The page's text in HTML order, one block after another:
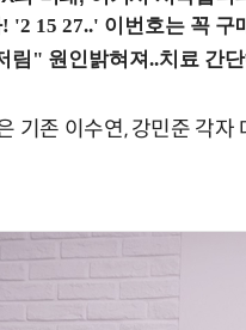
기존 이수연, 강민준 각